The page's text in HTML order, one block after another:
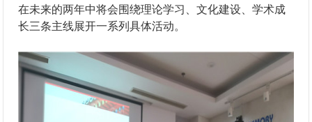
在未来的两年中将会围绕理论学习、文化建设、学术成
长三条主线展开一系列具体活动。